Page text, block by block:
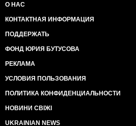
О НАС
КОНТАКТНАЯ ИНФОРМАЦИЯ
ПОДДЕРЖАТЬ
ФОНД ЮРИЯ БУТУСОВА
РЕКЛАМА
УСЛОВИЯ ПОЛЬЗОВАНИЯ
ПОЛИТИКА КОНФИДЕНЦИАЛЬНОСТИ
НОВИНИ СВІЖІ
UKRAINIAN NEWS